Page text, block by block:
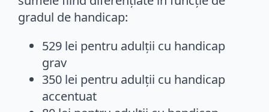
gradul de handicap:
529 lei pentru adulții cu handicap
grav
350 lei pentru adulții cu handicap
accentuat